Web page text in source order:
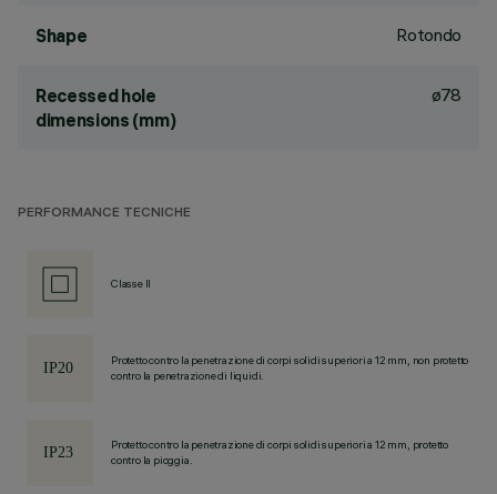
Shape Rotondo
Recessed hole
dimensions (mm)
ø78
PERFORMANCE TECNICHE
Classe II
Protetto contro la penetrazione di corpi solidi superiori a 12 mm, non protetto
contro la penetrazione di liquidi.
Protetto contro la penetrazione di corpi solidi superiori a 12 mm, protetto
contro la pioggia.